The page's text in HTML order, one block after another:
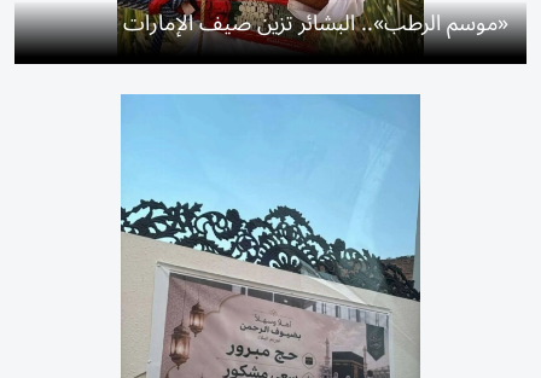
«موسم الرطب».. البشائر تزين صيف الإمارات